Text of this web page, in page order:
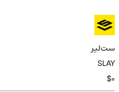
ست‌لیر
SLAY
$0